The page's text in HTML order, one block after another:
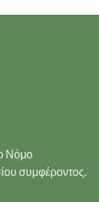
Νόμο
συμφέροντος.